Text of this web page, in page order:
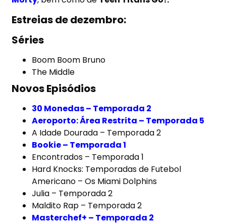
Estreias de dezembro:
Séries
Boom Boom Bruno
The Middle
Novos Episódios
30 Monedas – Temporada 2
Aeroporto: Área Restrita – Temporada 5
A Idade Dourada – Temporada 2
Bookie – Temporada 1
Encontrados – Temporada 1
Hard Knocks: Temporadas de Futebol
Americano – Os Miami Dolphins
Julia – Temporada 2
Maldito Rap – Temporada 2
Masterchef+ – Temporada 2